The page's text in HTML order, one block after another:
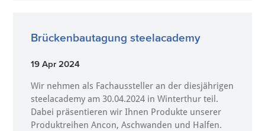
Brückenbautagung steelacademy
19 Apr 2024
Wir nehmen als Fachaussteller an der diesjährigen
steelacademy am 30.04.2024 in Winterthur teil.
Dabei präsentieren wir Ihnen Produkte unserer
Produktreihen Ancon, Aschwanden und Halfen.